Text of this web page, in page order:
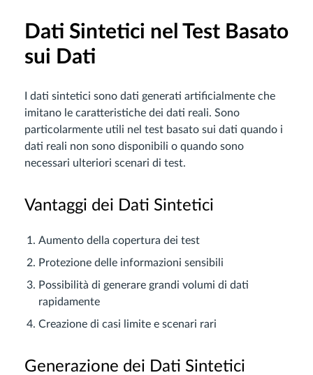
Dati Sintetici nel Test Basato
sui Dati
I dati sintetici sono dati generati artificialmente che
imitano le caratteristiche dei dati reali. Sono
particolarmente utili nel test basato sui dati quando i
dati reali non sono disponibili o quando sono
necessari ulteriori scenari di test.
Vantaggi dei Dati Sintetici
Aumento della copertura dei test
Protezione delle informazioni sensibili
Possibilità di generare grandi volumi di dati
rapidamente
Creazione di casi limite e scenari rari
Generazione dei Dati Sintetici